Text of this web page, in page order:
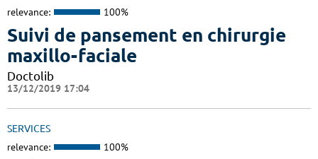
relevance: 100%
Suivi de pansement en chirurgie
maxillo-faciale
Doctolib
13/12/2019 17:04
SERVICES
relevance: 100%